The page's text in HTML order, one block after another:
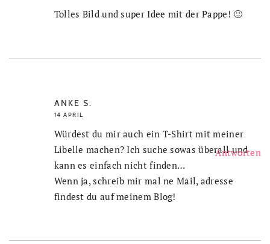
Tolles Bild und super Idee mit der Pappe! 🙂
ANKE S.
14 APRIL
Würdest du mir auch ein T-Shirt mit meiner
Libelle machen? Ich suche sowas überall und
kann es einfach nicht finden…
Wenn ja, schreib mir mal ne Mail, adresse
findest du auf meinem Blog!
Antworten